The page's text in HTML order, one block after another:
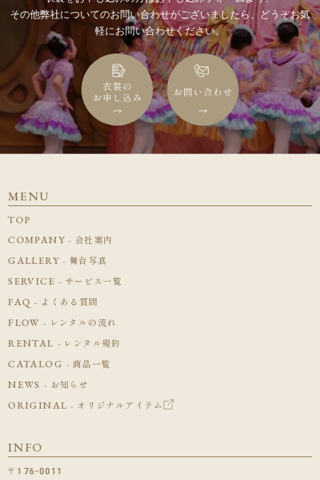
その他弊社についてのお問い合わせがございましたら、どうぞお気
軽にお問い合わせください。
MENU
TOP
COMPANY - 会社案内
GALLERY - 舞台写真
SERVICE - サービス一覧
FAQ - よくある質問
FLOW - レンタルの流れ
RENTAL - レンタル規約
CATALOG - 商品一覧
NEWS - お知らせ
ORIGINAL - オリジナルアイテム
INFO
〒176-0011